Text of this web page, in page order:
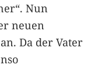
Nun
neuen
Da der Vater